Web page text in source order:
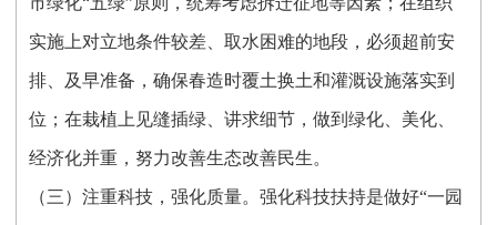
实施上对立地条件较差、取水困难的地段，必须超前安
排、及早准备，确保春造时覆土换土和灌溉设施落实到
位；在栽植上见缝插绿、讲求细节，做到绿化、美化、
经济化并重，努力改善生态改善民生。
（三）注重科技，强化质量。强化科技扶持是做好“一园